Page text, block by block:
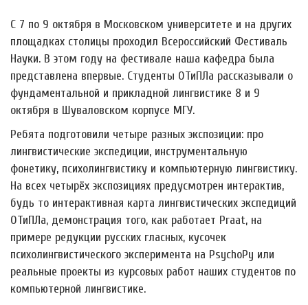
С 7 по 9 октября в Московском университете и на других
площадках столицы проходил Всероссийский Фестиваль
Науки. В этом году на фестивале наша кафедра была
представлена впервые. Студенты ОТиПЛа рассказывали о
фундаментальной и прикладной лингвистике 8 и 9
октября в Шуваловском корпусе МГУ.
Ребята подготовили четыре разных экспозиции: про
лингвистические экспедиции, инструментальную
фонетику, психолингвистику и компьютерную лингвистику.
На всех четырёх экспозициях предусмотрен интерактив,
будь то интерактивная карта лингвистических экспедиций
ОТиПЛа, демонстрация того, как работает Praat, на
примере редукции русских гласных, кусочек
психолингвистического эксперимента на PsychoPy или
реальные проекты из курсовых работ наших студентов по
компьютерной лингвистике.